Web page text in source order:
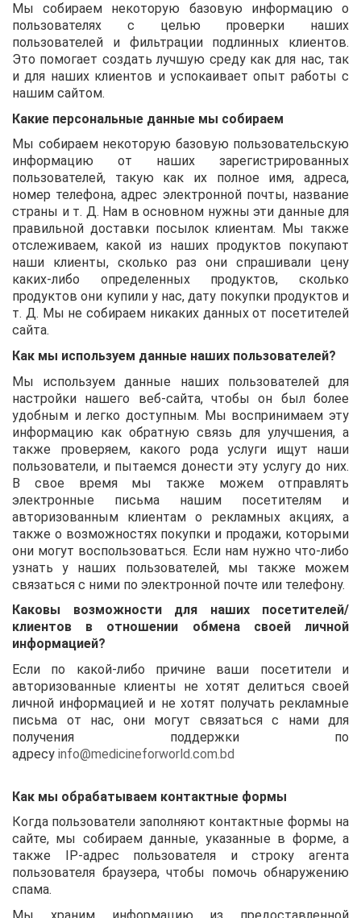
Мы собираем некоторую базовую информацию о
пользователях с целью проверки наших
пользователей и фильтрации подлинных клиентов.
Это помогает создать лучшую среду как для нас, так
и для наших клиентов и успокаивает опыт работы с
нашим сайтом.
Какие персональные данные мы собираем
Мы собираем некоторую базовую пользовательскую
информацию от наших зарегистрированных
пользователей, такую как их полное имя, адреса,
номер телефона, адрес электронной почты, название
страны и т. Д. Нам в основном нужны эти данные для
правильной доставки посылок клиентам. Мы также
отслеживаем, какой из наших продуктов покупают
наши клиенты, сколько раз они спрашивали цену
каких-либо определенных продуктов, сколько
продуктов они купили у нас, дату покупки продуктов и
т. Д. Мы не собираем никаких данных от посетителей
сайта.
Как мы используем данные наших пользователей?
Мы используем данные наших пользователей для
настройки нашего веб-сайта, чтобы он был более
удобным и легко доступным. Мы воспринимаем эту
информацию как обратную связь для улучшения, а
также проверяем, какого рода услуги ищут наши
пользователи, и пытаемся донести эту услугу до них.
В свое время мы также можем отправлять
электронные письма нашим посетителям и
авторизованным клиентам о рекламных акциях, а
также о возможностях покупки и продажи, которыми
они могут воспользоваться. Если нам нужно что-либо
узнать у наших пользователей, мы также можем
связаться с ними по электронной почте или телефону.
Каковы возможности для наших посетителей/
клиентов в отношении обмена своей личной
информацией?
Если по какой-либо причине ваши посетители и
авторизованные клиенты не хотят делиться своей
личной информацией и не хотят получать рекламные
письма от нас, они могут связаться с нами для
получения поддержки по
адресу info@medicineforworld.com.bd
Как мы обрабатываем контактные формы
Когда пользователи заполняют контактные формы на
сайте, мы собираем данные, указанные в форме, а
также IP-адрес пользователя и строку агента
пользователя браузера, чтобы помочь обнаружению
спама.